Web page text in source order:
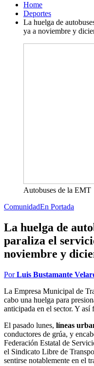
Home
Deportes
La huelga de
ya a noviembre y
Autobuses de la EMT
ComunidadEn Portada
La huelga de
paraliza el
noviembre y
PorLuis Bustamante
La Empresa Municipal de
cabo una huelga para
anticipada en el sector. Y así
El pasado lunes, líneas
conductores de grúa, y
Federación Estatal de
el Sindicato Libre de
sentirse notablemente en el